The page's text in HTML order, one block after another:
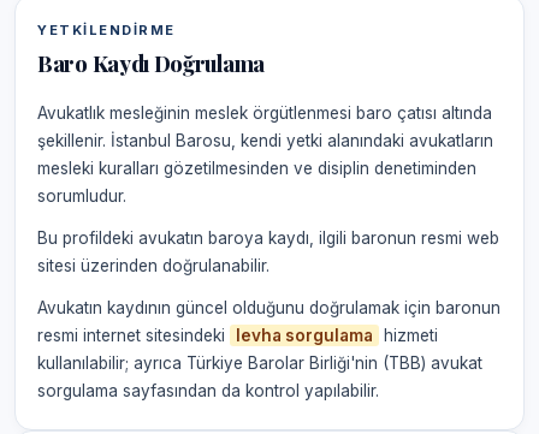
YETKILENDIRME
Baro Kaydı Doğrulama
Avukatlık mesleğinin meslek örgütlenmesi baro çatısı altında
şekillenir. İstanbul Barosu, kendi yetki alanındaki avukatların
mesleki kuralları gözetilmesinden ve disiplin denetiminden
sorumludur.
Bu profildeki avukatın baroya kaydı, ilgili baronun resmi web
sitesi üzerinden doğrulanabilir.
Avukatın kaydının güncel olduğunu doğrulamak için baronun
resmi internet sitesindeki
levha sorgulama
hizmeti
kullanılabilir; ayrıca Türkiye Barolar Birliği'nin (TBB) avukat
sorgulama sayfasından da kontrol yapılabilir.